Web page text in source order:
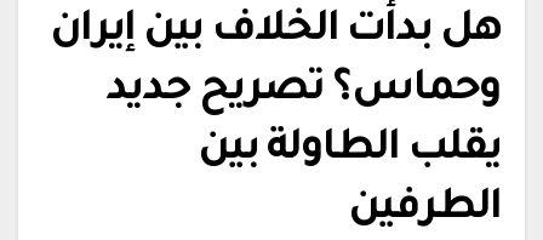
هل بدأت الخلاف بين إيران
وحماس؟ تصريح جديد
يقلب الطاولة بين
الطرفين